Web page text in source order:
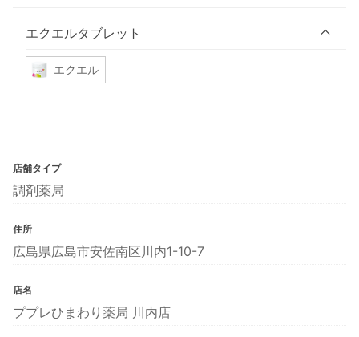
エクエルタブレット
エクエル
店舗タイプ
調剤薬局
住所
広島県広島市安佐南区川内1-10-7
店名
ププレひまわり薬局 川内店